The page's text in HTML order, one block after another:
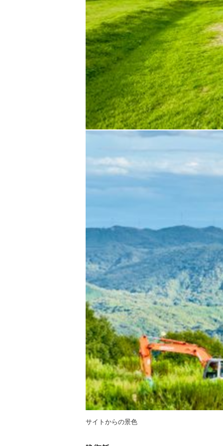
サイトからの景色